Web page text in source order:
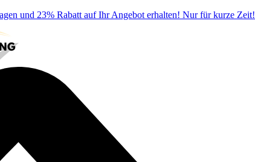
und 23% Rabatt auf Ihr Angebot erhalten! Nur für kurze Zeit!